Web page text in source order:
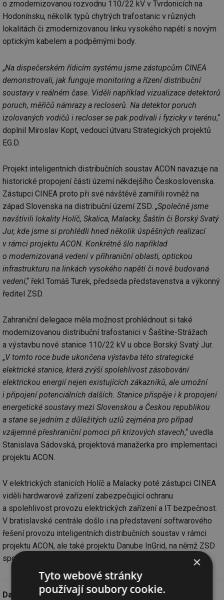
o zmodernizovanou rozvodnu 110/22 kV v Tvrdonicích na
Hodonínsku, několik typů chytrých trafostanic v různých
lokalitách či zmodernizovanou linku vysokého napětí s novým
optickým kabelem a podpěrnými body.
„Na dispečerském řídicím systému jsme zástupcům CINEA
demonstrovali, jak funguje monitoring a řízení distribuční
soustavy v reálném čase. Viděli například vizualizace detektorů
poruch, měřičů námrazy a recloserů. Na detektor poruch
izolovaných vodičů i recloser se pak podívali i fyzicky v terénu,“
doplnil Miroslav Kopt, vedoucí útvaru Strategických projektů
EG.D.
Projekt inteligentních distribučních soustav ACON navazuje na
historické propojení části území někdejšího Československa.
Zástupci CINEA proto při své návštěvě zamířili rovněž na
západ Slovenska na distribuční území ZSD. „Společně jsme
navštívili lokality Holíč, Skalica, Malacky, Šaštín či Borský Svatý
Jur, kde jsme si prohlédli hned několik úspěšných realizací
v rámci projektu ACON. Konkrétně šlo například
o modernizovaná vedení v příhraniční oblasti, optickou
infrastrukturu na linkách vysokého napětí či nově budovaná
vedení,“ řekl Tomáš Turek, předseda představenstva a výkonný
ředitel ZSD.
Zahraniční delegace měla možnost prohlédnout si také
modernizovanou distribuční trafostanici v Šaštíne-Strážach
a výstavbu nové stanice 110/22 kV u obce Borský Svatý Jur.
„V tomto roce bude ukončena výstavba této strategické
elektrické stanice, která zvýší spolehlivost zásobování
elektrickou energií nejen existujících zákazníků, ale umožní
i připojení potenciálních dalších. Stanice přispěje i k propojení
energetické soustavy mezi Slovenskou a Českou republikou
a stane se jedním z důležitých uzlů zejména pro případ
vzájemné přeshraniční pomoci při krizových stavech,“ uvedla
Stanislava Sádovská, projektová manažerka pro implementaci
projektu ACON.
V elektrických stanicích Holíč a Malacky poté zástupci CINEA
viděli hardwarové zařízení zabezpečující ochranu
a spolehlivost provozu elektrických zařízení a IT bezpečnost.
V bratislavské centrále došlo i na představení softwarového
řešení provozu inteligentních distribučních soustav v rámci
projektu ACON, ale také projektu Danube InGrid, na němž ZSD
spolupracuje s maďarským E.ONem.
Datum: 25.5.2022
×
Tyto webové stránky
používají soubory cookie.